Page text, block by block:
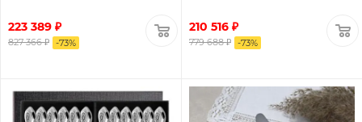
223 389 ₽
827 366 ₽ -73%
210 516 ₽
779 688 ₽ -73%